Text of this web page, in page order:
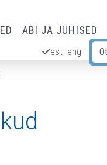
ABI JA JUHISED
est eng